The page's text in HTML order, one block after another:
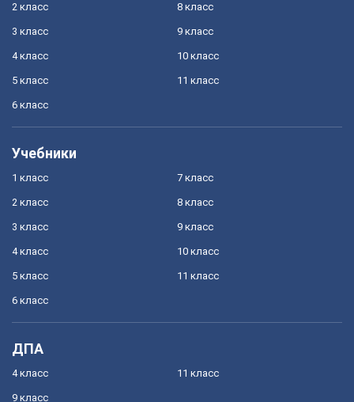
2 класс
3 класс
4 класс
5 класс
6 класс
8 класс
9 класс
10 класс
11 класс
Учебники
1 класс
2 класс
3 класс
4 класс
5 класс
6 класс
7 класс
8 класс
9 класс
10 класс
11 класс
ДПА
4 класс
9 класс
11 класс